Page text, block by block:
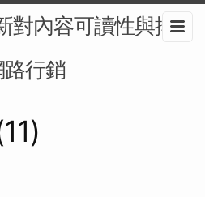
對內容可讀性與排
行銷